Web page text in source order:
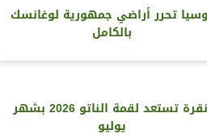
تحرر أراضي جمهورية لوغانسك
بالكامل
أنقرة تستعد لقمة الناتو 2026 بشهر
يوليو